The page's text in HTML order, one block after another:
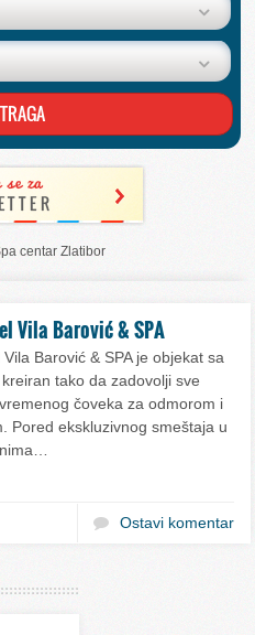
centar Zlatibor
Vila Barović & SPA
Barović & SPA je objekat sa
tako da zadovolji sve
čoveka za odmorom i
Pored ekskluzivnog smeštaja u
Ostavi komentar